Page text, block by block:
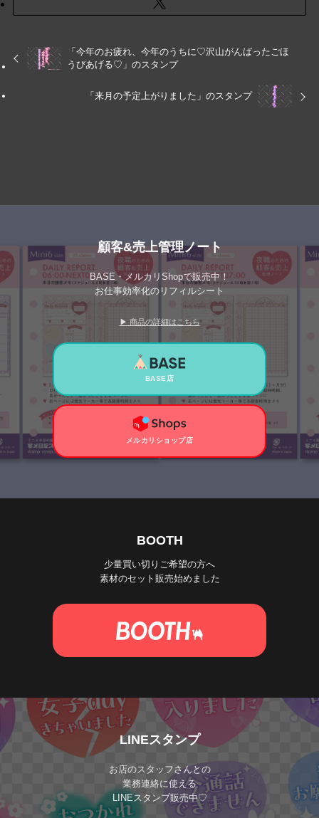
「今年のお疲れ、今年のうちに♡沢山がんばったごほ
うびあげる♡」のスタンプ
「来月の予定上がりました」のスタンプ
顧客&売上管理ノート
BASE・メルカリShopで販売中！
お仕事効率化のリフィルシート
▶ 商品の詳細はこちら
BASE店
メルカリショップ店
BOOTH
少量買い切りご希望の方へ
素材のセット販売始めました
LINEスタンプ
お店のスタッフさんとの
業務連絡に使える
LINEスタンプ販売中♡